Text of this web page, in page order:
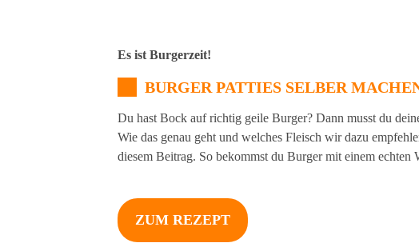
Es ist Burgerzeit!
BURGER PATTIES SELBER
Du hast Bock auf richtig geile Burger? Dann musst du
Wie das genau geht und welches Fleisch wir dazu
diesem Beitrag. So bekommst du Burger mit einem
ZUM REZEPT